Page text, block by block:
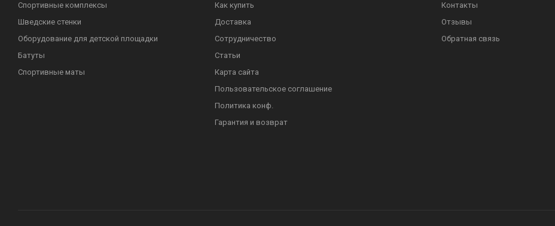
Спортивные комплексы
Шведские стенки
Оборудование для детской площадки
Батуты
Спортивные маты
Как купить
Доставка
Сотрудничество
Статьи
Карта сайта
Пользовательское соглашение
Политика конф.
Гарантия и возврат
Контакты
Отзывы
Обратная связь